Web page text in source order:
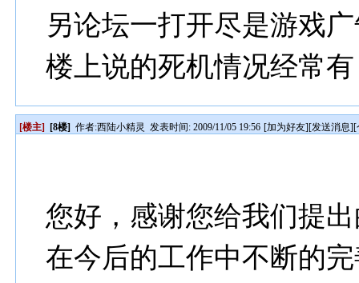
另论坛一打开尽是游戏
楼上说的死机情况经常
[楼主] [8楼] 作者:西陆小精灵 发表时间: 2009/11/05 19:56 [加为好友][发送消息][
您好，感谢您给我们提
在今后的工作中不断的